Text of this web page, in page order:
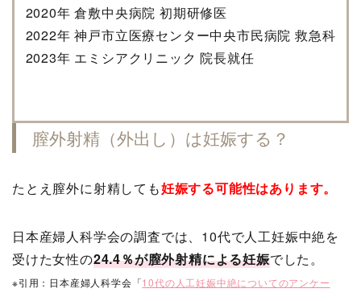
2020年 倉敷中央病院 初期研修医
2022年 神戸市立医療センター中央市民病院 救急科
2023年 エミシアクリニック 院長就任
膣外射精（外出し）は妊娠する？
たとえ膣外に射精しても妊娠する可能性はあります。
日本産婦人科学会の調査では、10代で人工妊娠中絶を
受けた女性の24.4％が膣外射精による妊娠でした。
※引用：日本産婦人科学会「10代の人工妊娠中絶についてのアンケー